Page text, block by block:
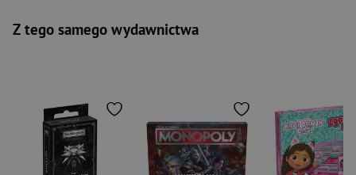
Z tego samego wydawnictwa